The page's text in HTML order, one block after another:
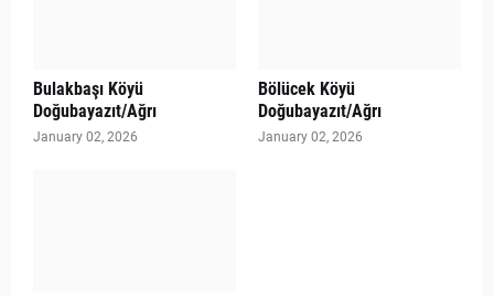
Bulakbaşı Köyü
Doğubayazıt/Ağrı
January 02, 2026
Bölücek Köyü
Doğubayazıt/Ağrı
January 02, 2026